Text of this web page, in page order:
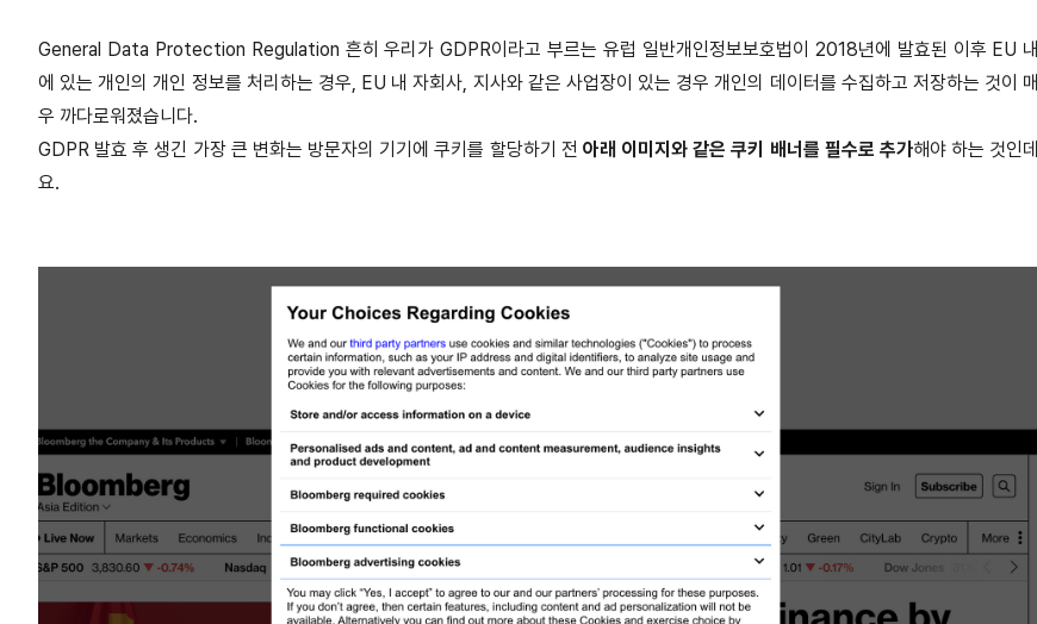
General Data Protection Regulation 흔히 우리가 GDPR이라고 부르는 유럽 일반개인정보보호법이 2018년에 발효된 이후 EU 내
에 있는 개인의 개인 정보를 처리하는 경우, EU 내 자회사, 지사와 같은 사업장이 있는 경우 개인의 데이터를 수집하고 저장하는 것이 매
우 까다로워졌습니다.
GDPR 발효 후 생긴 가장 큰 변화는 방문자의 기기에 쿠키를 할당하기 전 아래 이미지와 같은 쿠키 배너를 필수로 추가해야 하는 것인데
요.